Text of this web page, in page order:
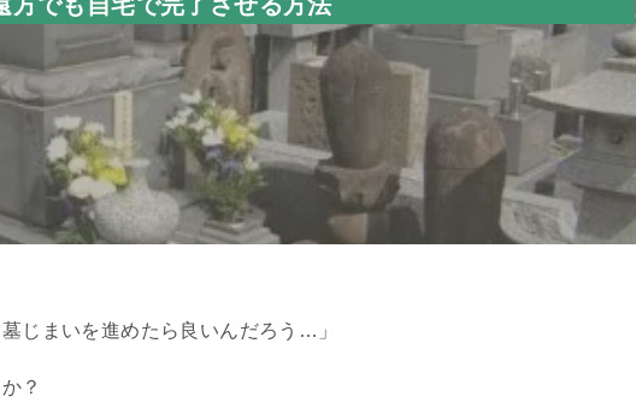
じまいを進めたら良いんだろう…」
？